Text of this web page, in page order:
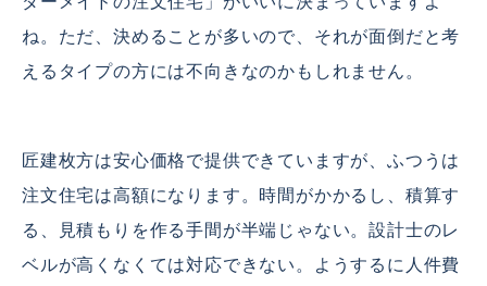
ね。ただ、決めることが多いので、それが面倒だと考
えるタイプの方には不向きなのかもしれません。
匠建枚方は安心価格で提供できていますが、ふつうは
注文住宅は高額になります。時間がかかるし、積算す
る、見積もりを作る手間が半端じゃない。設計士のレ
ベルが高くなくては対応できない。ようするに人件費